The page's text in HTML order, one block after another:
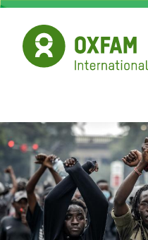
Pasar
contenido
principal